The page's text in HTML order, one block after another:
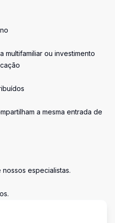
multifamiliar ou investimento
a mesma entrada de
especialistas.